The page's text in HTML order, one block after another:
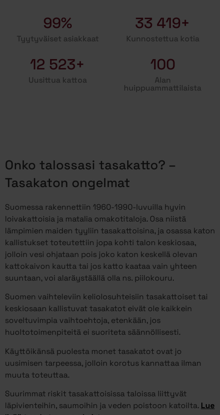
99%
Tyytyväiset asiakkaat
33 419+
Kunnostettua kotia
12 523+
Uusittua kattoa
100
Alan
huippuammattilaista
Onko talossasi tasakatto? –
Tasakaton ongelmat
Suomessa rakennettiin 1960-1990-luvuilla hyvin
loivakattoisia ja matalia omakotitaloja. Osa niistä
lämpimien maiden tyyliin tasakattoisina, ja osassa katon
kallistukset toteutettiin jopa kohti talon keskiosaa,
jolloin vesi ohjataan pois joko katon keskellä olevan
kattokaivon kautta tai jos katto kaataa vain yhteen
suuntaan, voi alaräystäällä olla ns. piilokouru.
Suomen vaihteleviin keliolosuhteisiin tasakattoiset tai
keskiosaan kallistuvat tasakatot eivät ole kaikkein
soveltuvimpia vaihtoehtoja, etenkään, jos
huoltotoimenpiteitä ei suoriteta säännöllisesti.
Käyttöikänsä puolesta monet tasakatot ovat jo
uusimisen tarpeessa, jolloin korotus kannattaa ilman
muuta toteuttaa.
Suurimmat riskit tasakattoisissa taloissa liittyvät
läpivienteihin, saumoihin ja veden poistoon katoilta. Lue